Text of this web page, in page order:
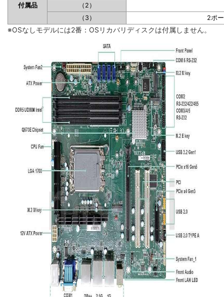
付属品
（2）
（3）
2ポ
※OSなしモデルには2番：OSリカバリディスクは付属しません。